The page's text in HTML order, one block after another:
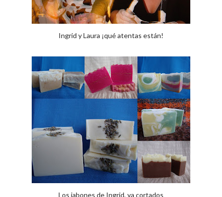
Ingrid y Laura ¡qué atentas están!
Los jabones de Ingrid, ya cortados